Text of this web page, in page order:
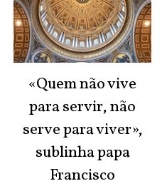
«Quem não vive
para servir, não
serve para viver»,
sublinha papa
Francisco